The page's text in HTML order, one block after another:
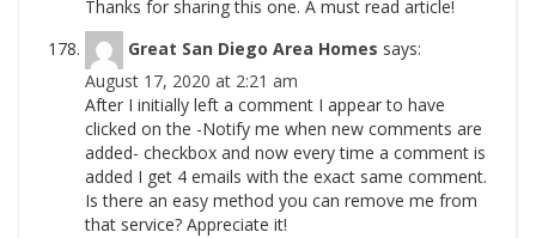
Thanks for sharing this one. A must read article!
Great San Diego Area Homes says:
August 17, 2020 at 2:21 am
After I initially left a comment I appear to have
clicked on the -Notify me when new comments are
added- checkbox and now every time a comment is
added I get 4 emails with the exact same comment.
Is there an easy method you can remove me from
that service? Appreciate it!